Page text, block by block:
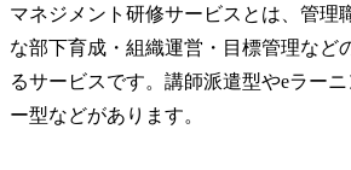
マネジメント研修サービスとは、管理
な部下育成・組織運営・目標管理など
るサービスです。講師派遣型やeラー
ー型などがあります。